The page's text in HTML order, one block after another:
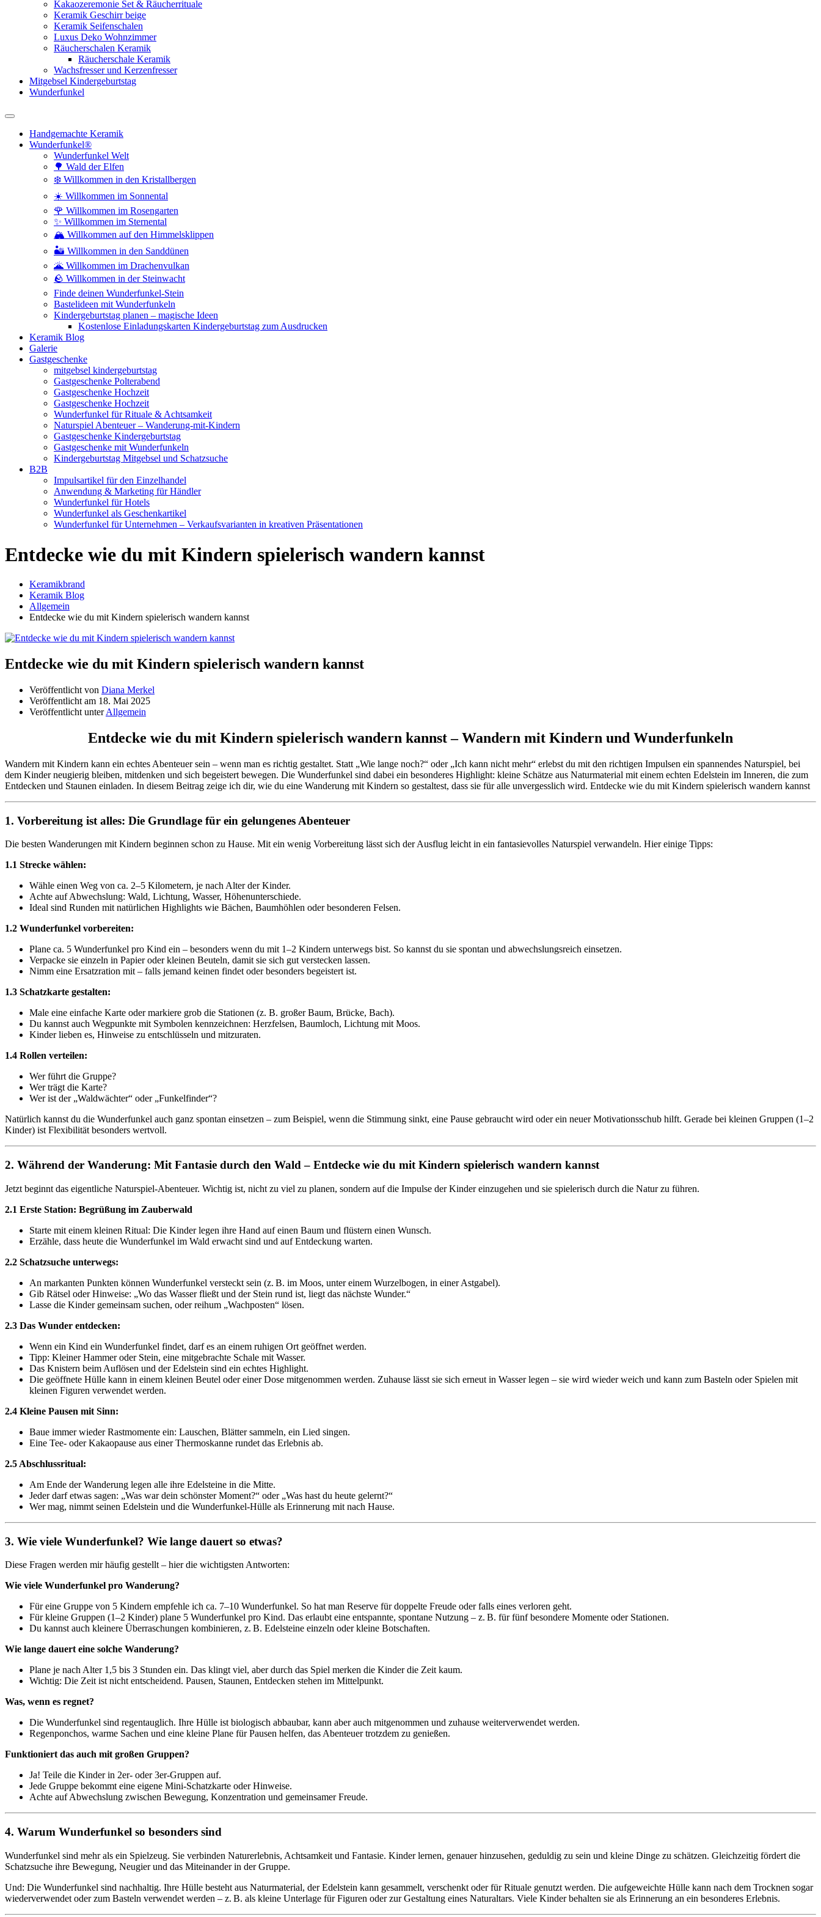
Kakaozeremonie Set & Räucherrituale
Keramik Geschirr beige
Keramik Seifenschalen
Luxus Deko Wohnzimmer
Räucherschalen Keramik
Räucherschale Keramik
Wachsfresser und Kerzenfresser
Mitgebsel Kindergeburtstag
Wunderfunkel
Handgemachte Keramik
Wunderfunkel®
Wunderfunkel Welt
🌳 Wald der Elfen
❄️ Willkommen in den Kristallbergen
☀️ Willkommen im Sonnental
🌹 Willkommen im Rosengarten
✨ Willkommen im Sternental
🏔️ Willkommen auf den Himmelsklippen
🏜️ Willkommen in den Sanddünen
🌋 Willkommen im Drachenvulkan
🪨 Willkommen in der Steinwacht
Finde deinen Wunderfunkel-Stein
Bastelideen mit Wunderfunkeln
Kindergeburtstag planen – magische Ideen
Kostenlose Einladungskarten Kindergeburtstag zum Ausdrucken
Keramik Blog
Galerie
Gastgeschenke
mitgebsel kindergeburtstag
Gastgeschenke Polterabend
Gastgeschenke Hochzeit
Gastgeschenke Hochzeit
Wunderfunkel für Rituale & Achtsamkeit
Naturspiel Abenteuer – Wanderung-mit-Kindern
Gastgeschenke Kindergeburtstag
Gastgeschenke mit Wunderfunkeln
Kindergeburtstag Mitgebsel und Schatzsuche
B2B
Impulsartikel für den Einzelhandel
Anwendung & Marketing für Händler
Wunderfunkel für Hotels
Wunderfunkel als Geschenkartikel
Wunderfunkel für Unternehmen – Verkaufsvarianten in kreativen Präsentationen
Entdecke wie du mit Kindern spielerisch wandern kannst
Keramikbrand
Keramik Blog
Allgemein
Entdecke wie du mit Kindern spielerisch wandern kannst
Entdecke wie du mit Kindern spielerisch wandern kannst
Veröffentlicht von Diana Merkel
Veröffentlicht am 18. Mai 2025
Veröffentlicht unterAllgemein
Entdecke wie du mit Kindern spielerisch wandern kannst – Wandern mit Kindern und Wunderfunkeln
Wandern mit Kindern kann ein echtes Abenteuer sein – wenn man es richtig gestaltet. Statt „Wie lange noch?“ oder „Ich kann nicht mehr“ erlebst du mit den richtigen Impulsen ein spannendes Naturspiel, bei
dem Kinder neugierig bleiben, mitdenken und sich begeistert bewegen. Die Wunderfunkel sind dabei ein besonderes Highlight: kleine Schätze aus Naturmaterial mit einem echten Edelstein im Inneren, die zum
Entdecken und Staunen einladen. In diesem Beitrag zeige ich dir, wie du eine Wanderung mit Kindern so gestaltest, dass sie für alle unvergesslich wird. Entdecke wie du mit Kindern spielerisch wandern kannst
1. Vorbereitung ist alles: Die Grundlage für ein gelungenes Abenteuer
Die besten Wanderungen mit Kindern beginnen schon zu Hause. Mit ein wenig Vorbereitung lässt sich der Ausflug leicht in ein fantasievolles Naturspiel verwandeln. Hier einige Tipps:
1.1 Strecke wählen:
Wähle einen Weg von ca. 2–5 Kilometern, je nach Alter der Kinder.
Achte auf Abwechslung: Wald, Lichtung, Wasser, Höhenunterschiede.
Ideal sind Runden mit natürlichen Highlights wie Bächen, Baumhöhlen oder besonderen Felsen.
1.2 Wunderfunkel vorbereiten:
Plane ca. 5 Wunderfunkel pro Kind ein – besonders wenn du mit 1–2 Kindern unterwegs bist. So kannst du sie spontan und abwechslungsreich einsetzen.
Verpacke sie einzeln in Papier oder kleinen Beuteln, damit sie sich gut verstecken lassen.
Nimm eine Ersatzration mit – falls jemand keinen findet oder besonders begeistert ist.
1.3 Schatzkarte gestalten:
Male eine einfache Karte oder markiere grob die Stationen (z. B. großer Baum, Brücke, Bach).
Du kannst auch Wegpunkte mit Symbolen kennzeichnen: Herzfelsen, Baumloch, Lichtung mit Moos.
Kinder lieben es, Hinweise zu entschlüsseln und mitzuraten.
1.4 Rollen verteilen:
Wer führt die Gruppe?
Wer trägt die Karte?
Wer ist der „Waldwächter“ oder „Funkelfinder“?
Natürlich kannst du die Wunderfunkel auch ganz spontan einsetzen – zum Beispiel, wenn die Stimmung sinkt, eine Pause gebraucht wird oder ein neuer Motivationsschub hilft. Gerade bei kleinen Gruppen (1–2
Kinder) ist Flexibilität besonders wertvoll.
2. Während der Wanderung: Mit Fantasie durch den Wald – Entdecke wie du mit Kindern spielerisch wandern kannst
Jetzt beginnt das eigentliche Naturspiel-Abenteuer. Wichtig ist, nicht zu viel zu planen, sondern auf die Impulse der Kinder einzugehen und sie spielerisch durch die Natur zu führen.
2.1 Erste Station: Begrüßung im Zauberwald
Starte mit einem kleinen Ritual: Die Kinder legen ihre Hand auf einen Baum und flüstern einen Wunsch.
Erzähle, dass heute die Wunderfunkel im Wald erwacht sind und auf Entdeckung warten.
2.2 Schatzsuche unterwegs:
An markanten Punkten können Wunderfunkel versteckt sein (z. B. im Moos, unter einem Wurzelbogen, in einer Astgabel).
Gib Rätsel oder Hinweise: „Wo das Wasser fließt und der Stein rund ist, liegt das nächste Wunder.“
Lasse die Kinder gemeinsam suchen, oder reihum „Wachposten“ lösen.
2.3 Das Wunder entdecken:
Wenn ein Kind ein Wunderfunkel findet, darf es an einem ruhigen Ort geöffnet werden.
Tipp: Kleiner Hammer oder Stein, eine mitgebrachte Schale mit Wasser.
Das Knistern beim Auflösen und der Edelstein sind ein echtes Highlight.
Die geöffnete Hülle kann in einem kleinen Beutel oder einer Dose mitgenommen werden. Zuhause lässt sie sich erneut in Wasser legen – sie wird wieder weich und kann zum Basteln oder Spielen mit
kleinen Figuren verwendet werden.
2.4 Kleine Pausen mit Sinn:
Baue immer wieder Rastmomente ein: Lauschen, Blätter sammeln, ein Lied singen.
Eine Tee- oder Kakaopause aus einer Thermoskanne rundet das Erlebnis ab.
2.5 Abschlussritual:
Am Ende der Wanderung legen alle ihre Edelsteine in die Mitte.
Jeder darf etwas sagen: „Was war dein schönster Moment?“ oder „Was hast du heute gelernt?“
Wer mag, nimmt seinen Edelstein und die Wunderfunkel-Hülle als Erinnerung mit nach Hause.
3. Wie viele Wunderfunkel? Wie lange dauert so etwas?
Diese Fragen werden mir häufig gestellt – hier die wichtigsten Antworten:
Wie viele Wunderfunkel pro Wanderung?
Für eine Gruppe von 5 Kindern empfehle ich ca. 7–10 Wunderfunkel. So hat man Reserve für doppelte Freude oder falls eines verloren geht.
Für kleine Gruppen (1–2 Kinder) plane 5 Wunderfunkel pro Kind. Das erlaubt eine entspannte, spontane Nutzung – z. B. für fünf besondere Momente oder Stationen.
Du kannst auch kleinere Überraschungen kombinieren, z. B. Edelsteine einzeln oder kleine Botschaften.
Wie lange dauert eine solche Wanderung?
Plane je nach Alter 1,5 bis 3 Stunden ein. Das klingt viel, aber durch das Spiel merken die Kinder die Zeit kaum.
Wichtig: Die Zeit ist nicht entscheidend. Pausen, Staunen, Entdecken stehen im Mittelpunkt.
Was, wenn es regnet?
Die Wunderfunkel sind regentauglich. Ihre Hülle ist biologisch abbaubar, kann aber auch mitgenommen und zuhause weiterverwendet werden.
Regenponchos, warme Sachen und eine kleine Plane für Pausen helfen, das Abenteuer trotzdem zu genießen.
Funktioniert das auch mit großen Gruppen?
Ja! Teile die Kinder in 2er- oder 3er-Gruppen auf.
Jede Gruppe bekommt eine eigene Mini-Schatzkarte oder Hinweise.
Achte auf Abwechslung zwischen Bewegung, Konzentration und gemeinsamer Freude.
4. Warum Wunderfunkel so besonders sind
Wunderfunkel sind mehr als ein Spielzeug. Sie verbinden Naturerlebnis, Achtsamkeit und Fantasie. Kinder lernen, genauer hinzusehen, geduldig zu sein und kleine Dinge zu schätzen. Gleichzeitig fördert die
Schatzsuche ihre Bewegung, Neugier und das Miteinander in der Gruppe.
Und: Die Wunderfunkel sind nachhaltig. Ihre Hülle besteht aus Naturmaterial, der Edelstein kann gesammelt, verschenkt oder für Rituale genutzt werden. Die aufgeweichte Hülle kann nach dem Trocknen sogar
wiederverwendet oder zum Basteln verwendet werden – z. B. als kleine Unterlage für Figuren oder zur Gestaltung eines Naturaltars. Viele Kinder behalten sie als Erinnerung an ein besonderes Erlebnis.